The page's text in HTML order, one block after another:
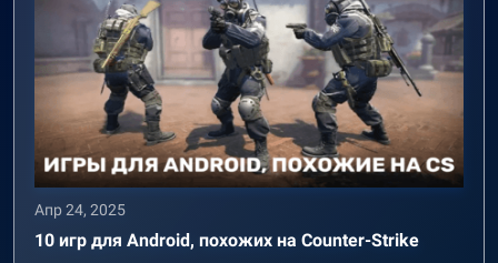
Апр 24, 2025
10 игр для Android, похожих на Counter-Strike